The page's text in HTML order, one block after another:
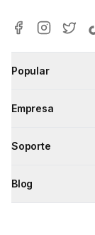
Popular
Empresa
Soporte
Blog